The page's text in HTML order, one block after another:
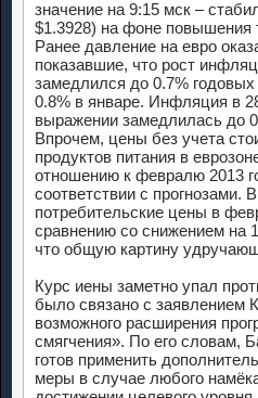
значение на 9:15 мск –
$1.3928) на фоне повышения
Ранее давление на евро
показавшие, что рост
замедлился до 0.7%
0.8% в январе. Инфляция в
выражении замедлилась до
Впрочем, цены без учета
продуктов питания в
отношению к февралю 2013
соответствии с прогнозами.
потребительские цены в
сравнению со снижением на
что общую картину
Курс иены заметно упал
было связано с заявлением
возможного расширения
смягчения». По его словам,
готов применить
меры в случае любого